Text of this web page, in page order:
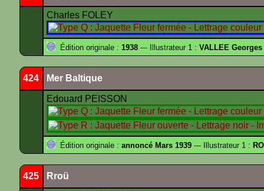
Charles FOLEY
Édition originale : 1938 --- Illustrateur 1 : VALLEE Georges
424 Mer Baltique
Edouard PEISSON
Édition originale : annoncé Mars 1939 --- Illustrateur 1 :
425 Rroü